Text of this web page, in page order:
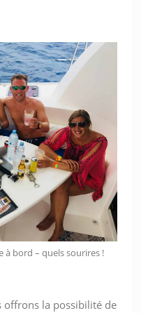
à bord – quels sourires !
offrons la possibilité de